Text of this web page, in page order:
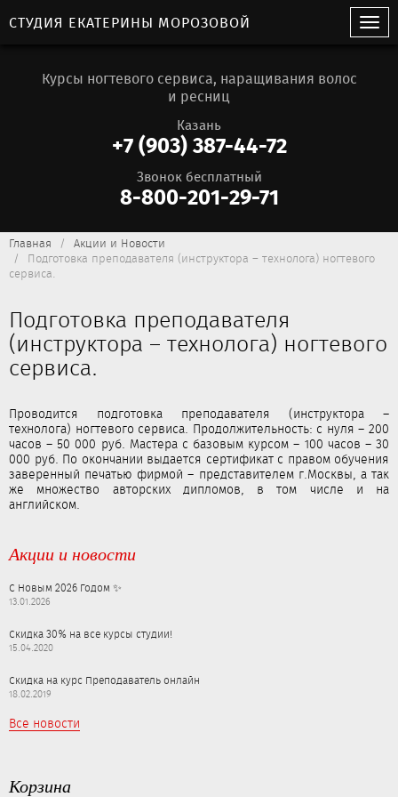
Курсы ногтевого сервиса, наращивания волос
и ресниц
Казань
+7 (903) 387-44-72
Звонок бесплатный
8-800-201-29-71
СТУДИЯ ЕКАТЕРИНЫ МОРОЗОВОЙ
Главная
Акции и Новости
Подготовка преподавателя (инструктора – технолога) ногтевого
сервиса.
Подготовка преподавателя
(инструктора – технолога) ногтевого
сервиса.
Проводится подготовка преподавателя (инструктора –
технолога) ногтевого сервиса. Продолжительность: с нуля – 200
часов – 50 000 руб. Мастера с базовым курсом – 100 часов – 30
000 руб. По окончании выдается сертификат с правом обучения
заверенный печатью фирмой – представителем г.Москвы, а так
же множество авторских дипломов, в том числе и на
английском.
Акции и новости
С Новым 2026 Годом ✨
13.01.2026
Скидка 30% на все курсы студии!
15.04.2020
Скидка на курс Преподаватель онлайн
18.02.2019
Все новости
Корзина